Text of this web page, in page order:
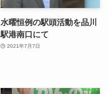
水曜恒例の駅頭活動を品川
駅港南口にて
2021年7月7日